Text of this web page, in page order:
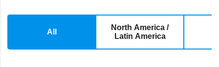
All
North America /
Latin America